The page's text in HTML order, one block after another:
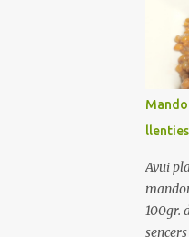
Talleu
de
profit!!
llenties
Avui
100gr.